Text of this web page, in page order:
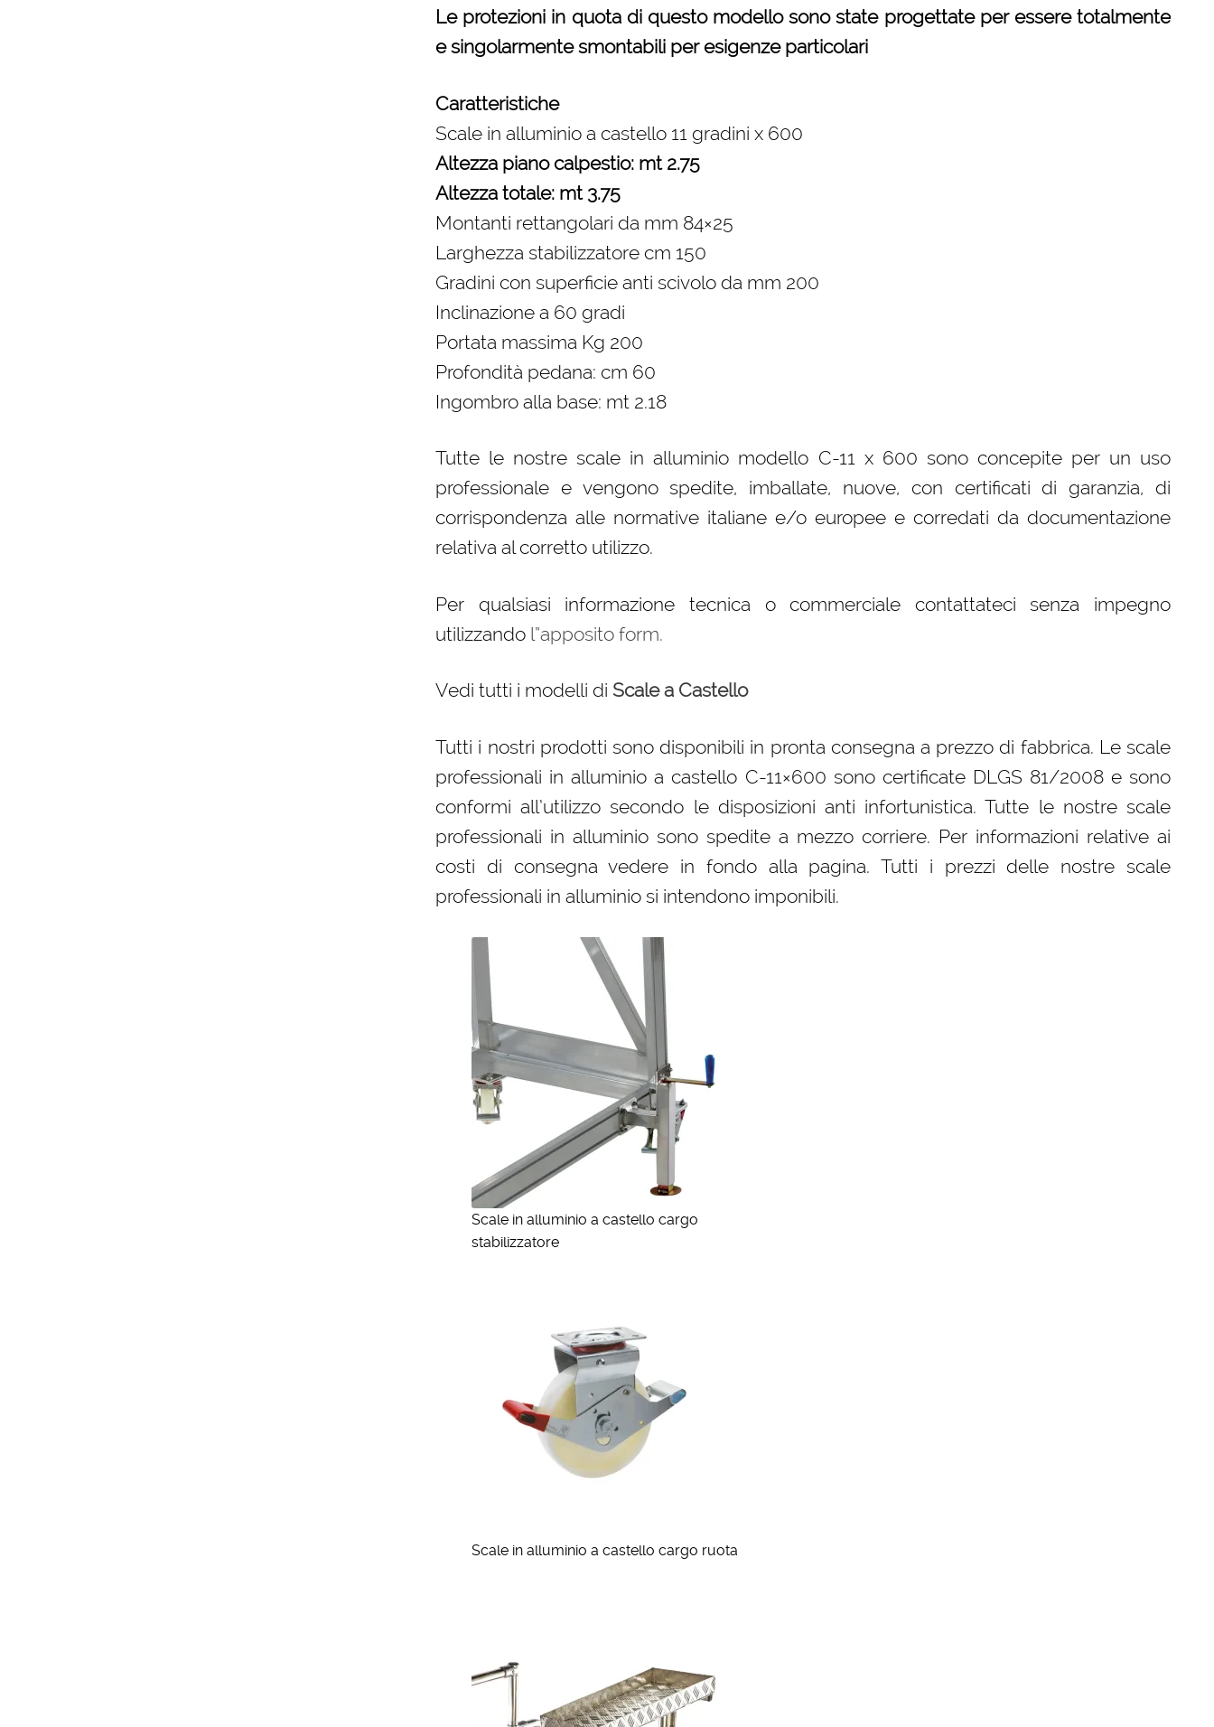
Le protezioni in quota di questo modello sono state progettate per essere totalmente
e singolarmente smontabili per esigenze particolari
Caratteristiche
Scale in alluminio a castello 11 gradini x 600
Altezza piano calpestio: mt 2.75
Altezza totale: mt 3.75
Montanti rettangolari da mm 84×25
Larghezza stabilizzatore cm 150
Gradini con superficie anti scivolo da mm 200
Inclinazione a 60 gradi
Portata massima Kg 200
Profondità pedana: cm 60
Ingombro alla base: mt 2.18
Tutte le nostre scale in alluminio modello C-11 x 600 sono concepite per un uso
professionale e vengono spedite, imballate, nuove, con certificati di garanzia, di
corrispondenza alle normative italiane e/o europee e corredati da documentazione
relativa al corretto utilizzo.
Per qualsiasi informazione tecnica o commerciale contattateci senza impegno
utilizzando l”apposito form.
Vedi tutti i modelli diScale a Castello
Tutti i nostri prodotti sono disponibili in pronta consegna a prezzo di fabbrica. Le scale
professionali in alluminio a castello C-11×600 sono certificate DLGS 81/2008 e sono
conformi all’utilizzo secondo le disposizioni anti infortunistica. Tutte le nostre scale
professionali in alluminio sono spedite a mezzo corriere. Per informazioni relative ai
costi di consegna vedere in fondo alla pagina. Tutti i prezzi delle nostre scale
professionali in alluminio si intendono imponibili.
Scale in alluminio a castello cargo
stabilizzatore
Scale in alluminio a castello cargo ruota